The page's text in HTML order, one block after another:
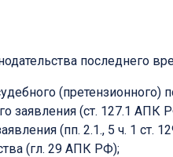
последнего
заявления (ст. 127.1 АПК
(пп. 2.1., 5 ч. 1 ст.
(гл. 29 АПК РФ);